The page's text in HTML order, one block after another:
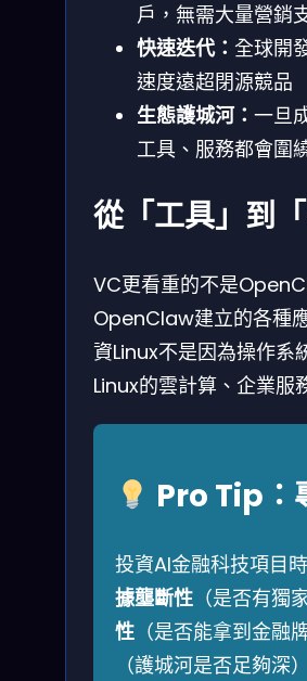
戶，無需大量營銷
快速迭代： 全球開
速度遠超閉源競品
生態護城河： 一旦
工具、服務都會圍
從「工具」到
VC更看重的不是
OpenClaw建立的各種
資Linux不是因為操作系
Linux的雲計算、企業服
Pro Tip：
投資AI金融科技項目
據壟斷性 （是否有獨
性 （是否能拿到金融
（護城河是否足夠